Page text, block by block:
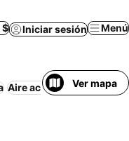
$ Iniciar sesión Menú
Aire acondicionado Wi-
Ver mapa